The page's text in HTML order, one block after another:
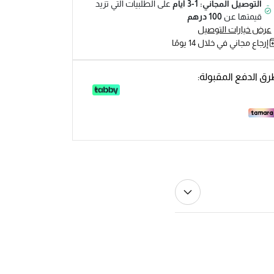
التوصيل المجاني: 1-3 أيام
على الطلبيات التي تزيد
قيمتها عن100 درهم
عرض خيارات التوصيل
إرجاع مجاني في خلال 14 يومًا
الدفع المقبولة: